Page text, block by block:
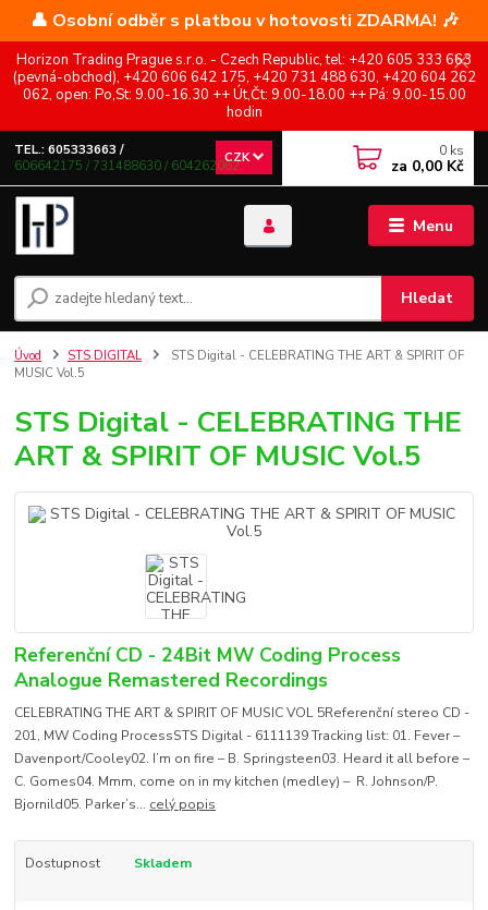
👤 Osobní odběr s platbou v hotovosti ZDARMA! 🎶
Horizon Trading Prague s.r.o. - Czech Republic, tel: +420 605 333 663
(pevná-obchod), +420 606 642 175, +420 731 488 630, +420 604 262
062, open: Po,St: 9.00-16.30 ++ Út,Čt: 9.00-18.00 ++ Pá: 9.00-15.00
hodin
Menu
CZK
Hledat
TEL.: 605333663 /
606642175 / 731488630 / 604262062
0 ks
za 0,00 Kč
Úvod STS DIGITAL
STS Digital - CELEBRATING THE ART & SPIRIT OF
MUSIC Vol.5
STS Digital - CELEBRATING THE
ART & SPIRIT OF MUSIC Vol.5
Referenční CD - 24Bit MW Coding Process
Analogue Remastered Recordings
CELEBRATING THE ART & SPIRIT OF MUSIC VOL 5Referenční stereo CD -
201, MW Coding ProcessSTS Digital - 6111139 Tracking list: 01. Fever –
Davenport/Cooley02. I’m on fire – B. Springsteen03. Heard it all before –
C. Gomes04. Mmm, come on in my kitchen (medley) – R. Johnson/P.
Bjornild05. Parker’s... celý popis
Dostupnost Skladem